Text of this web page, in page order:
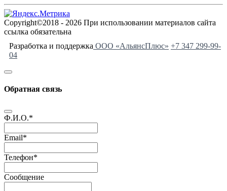
Copyright©2018 - 2026 При использовании материалов сайта
ссылка обязательна
Разработка и поддержка ООО «АльянсПлюс» +7 347 299-99-
04
Обратная связь
Ф.И.О.*
Email*
Телефон*
Сообщение